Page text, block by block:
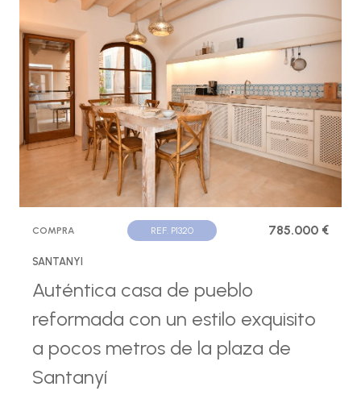
COMPRA REF. P1320 785.000 €
SANTANYI
Auténtica casa de pueblo
reformada con un estilo exquisito
a pocos metros de la plaza de
Santanyí